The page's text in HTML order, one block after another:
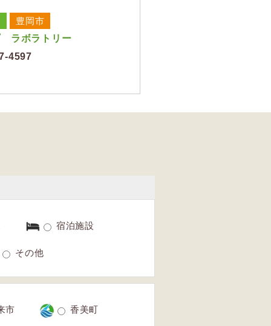
豊岡市
ラボラトリー
4597
宿泊施設
その他
市 香美町